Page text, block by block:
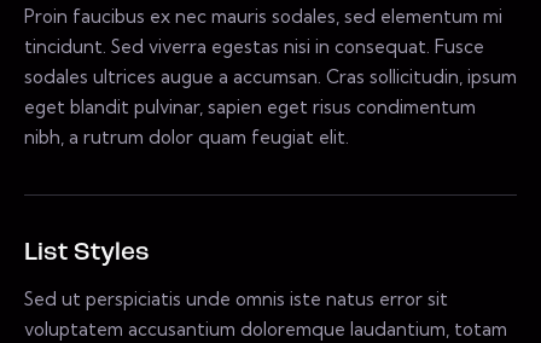
Proin faucibus ex nec mauris sodales, sed elementum mi
tincidunt. Sed viverra egestas nisi in consequat. Fusce
sodales ultrices augue a accumsan. Cras sollicitudin, ipsum
eget blandit pulvinar, sapien eget risus condimentum
nibh, a rutrum dolor quam feugiat elit.
List Styles
Sed ut perspiciatis unde omnis iste natus error sit
voluptatem accusantium doloremque laudantium, totam